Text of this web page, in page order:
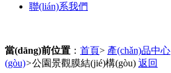
聯(lián)系我們
當(dāng)前位置 ： 首頁> 產(chǎn)品中心
(gòu)>公園景觀膜結(jié)構(gòu) 返回